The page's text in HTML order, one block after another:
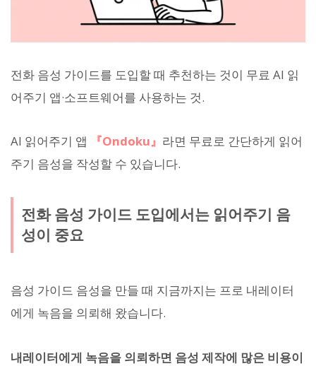
전화 음성 가이드를 도입할 때 추천하는 것이 무료 AI 읽
어주기 앱·소프트웨어를 사용하는 것.
AI 읽어주기 앱 『Ondoku』 라면 무료로 간단하게 읽어
주기 음성을 작성할 수 있습니다.
전화 음성 가이드 도입에서는 읽어주기 음
성이 중요
음성 가이드 음성을 만들 때 지금까지는 프로 내레이터
에게 녹음을 의뢰해 왔습니다.
내레이터에게 녹음을 의뢰하면 음성 제작에 많은 비용이